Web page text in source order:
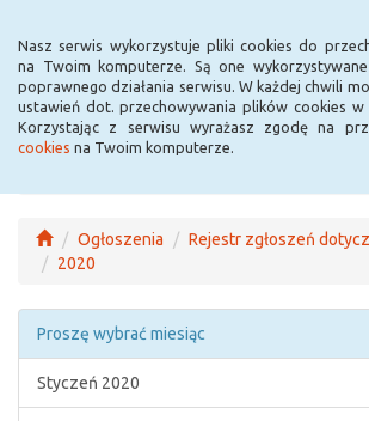
Nasz serwis wykorzystuje pliki cookies do
na Twoim komputerze. Są one
poprawnego działania serwisu. W każdej chwili
ustawień dot. przechowywania plików cookies w
Korzystając z serwisu wyrażasz zgodę na
cookies na Twoim komputerze.
Ogłoszenia
Rejestr zgłoszeń
2020
Proszę wybrać miesiąc
Styczeń 2020